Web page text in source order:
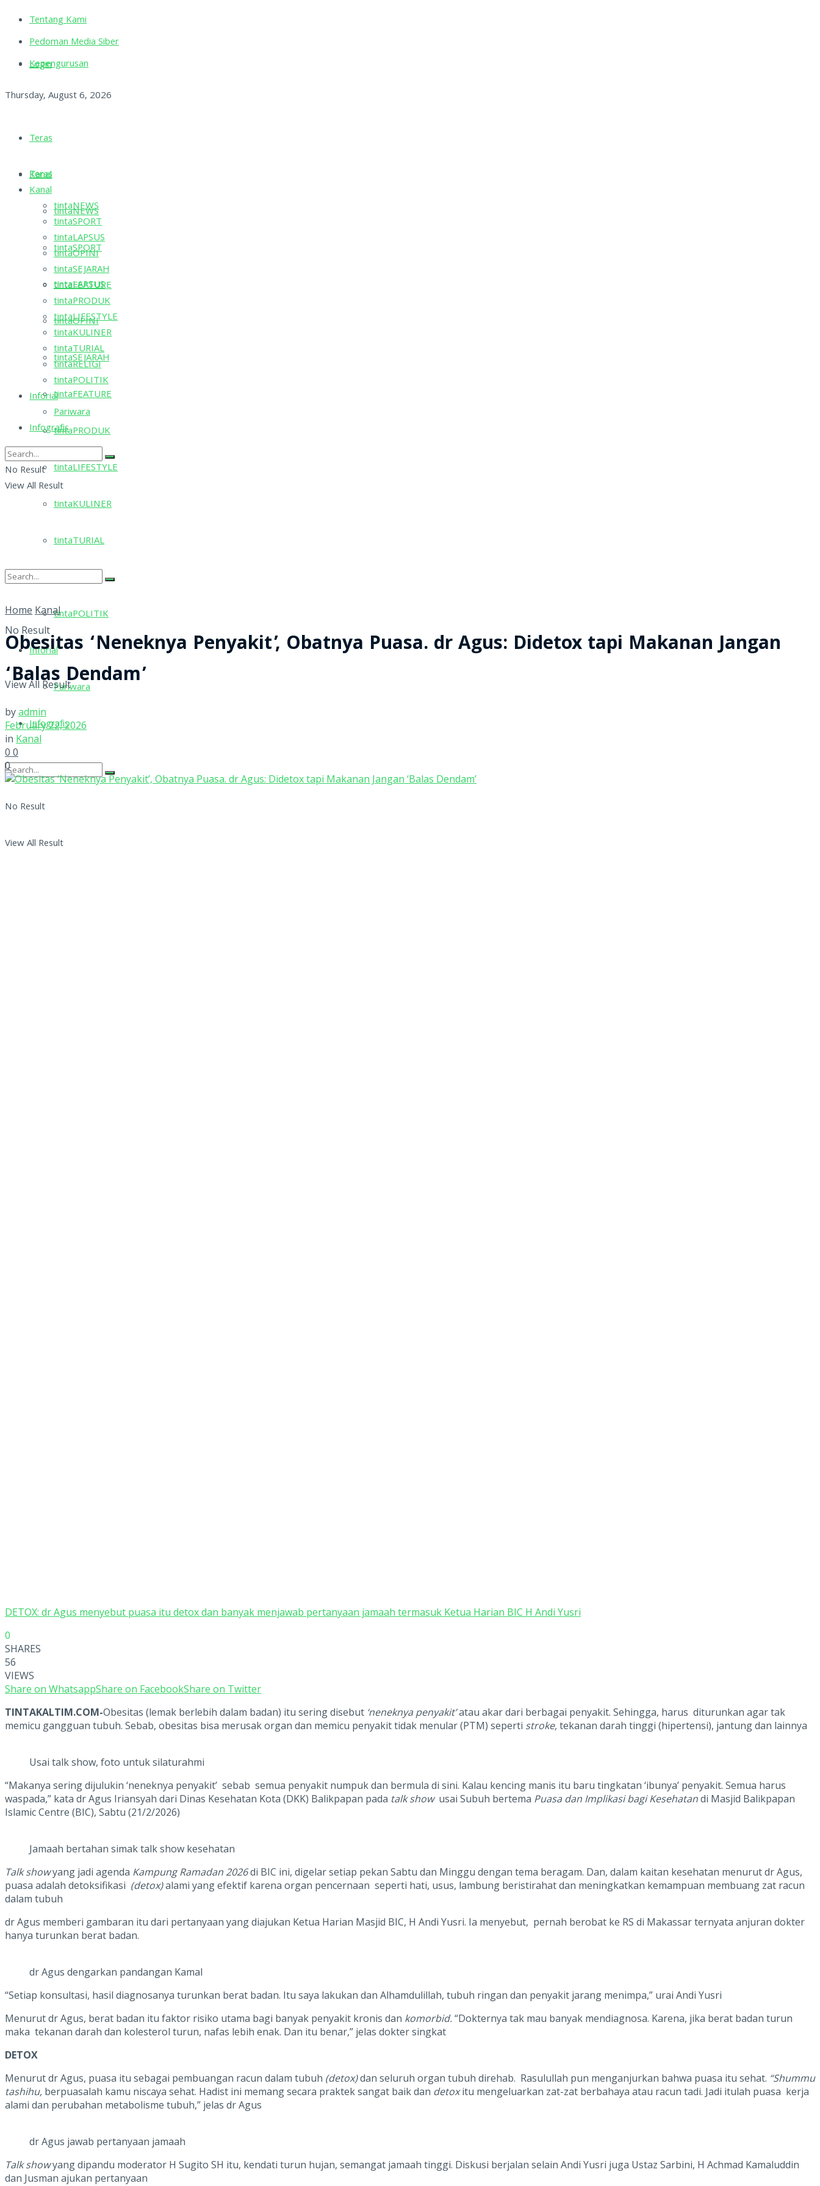
Tentang Kami
Pedoman Media Siber
Kepengurusan
Thursday, August 6, 2026
Login
Teras
Kanal
tintaNEWS
tintaSPORT
tintaLAPSUS
tintaOPINI
tintaSEJARAH
tintaFEATURE
tintaPRODUK
tintaLIFESTYLE
tintaKULINER
tintaTURIAL
tintaPOLITIK
Inforial
Pariwara
Infografis
No Result
View All Result
Teras
Kanal
tintaNEWS
tintaSPORT
tintaLAPSUS
tintaOPINI
tintaSEJARAH
tintaFEATURE
tintaPRODUK
tintaLIFESTYLE
tintaKULINER
tintaTURIAL
tintaRELIGI
tintaPOLITIK
Inforial
Pariwara
Infografis
No Result
View All Result
No Result
View All Result
Home Kanal
Obesitas ‘Neneknya Penyakit’, Obatnya Puasa. dr Agus: Didetox tapi Makanan Jangan
‘Balas Dendam’
byadmin
February 22, 2026
in Kanal
0 0
0
DETOX: dr Agus menyebut puasa itu detox dan banyak menjawab pertanyaan jamaah termasuk Ketua Harian BIC H Andi Yusri
0
SHARES
56
VIEWS
Share on WhatsappShare on FacebookShare on Twitter
TINTAKALTIM.COM-Obesitas (lemak berlebih dalam badan) itu sering disebut ‘neneknya penyakit’atau akar dari berbagai penyakit. Sehingga, harus diturunkan agar tak
memicu gangguan tubuh. Sebab, obesitas bisa merusak organ dan memicu penyakit tidak menular (PTM) seperti stroke,tekanan darah tinggi (hipertensi), jantung dan lainnya
Usai talk show, foto untuk silaturahmi
“Makanya sering dijulukin ‘neneknya penyakit’ sebab semua penyakit numpuk dan bermula di sini. Kalau kencing manis itu baru tingkatan ‘ibunya’ penyakit. Semua harus
waspada,” kata dr Agus Iriansyah dari Dinas Kesehatan Kota (DKK) Balikpapan pada talk showusai Subuh bertema Puasa dan Implikasi bagi Kesehatandi Masjid Balikpapan
Islamic Centre (BIC), Sabtu (21/2/2026)
Jamaah bertahan simak talk show kesehatan
Talk showyang jadi agenda Kampung Ramadan 2026di BIC ini, digelar setiap pekan Sabtu dan Minggu dengan tema beragam. Dan, dalam kaitan kesehatan menurut dr Agus,
puasa adalah detoksifikasi (detox)alami yang efektif karena organ pencernaan seperti hati, usus, lambung beristirahat dan meningkatkan kemampuan membuang zat racun
dalam tubuh
dr Agus memberi gambaran itu dari pertanyaan yang diajukan Ketua Harian Masjid BIC, H Andi Yusri. Ia menyebut, pernah berobat ke RS di Makassar ternyata anjuran dokter
hanya turunkan berat badan.
dr Agus dengarkan pandangan Kamal
“Setiap konsultasi, hasil diagnosanya turunkan berat badan. Itu saya lakukan dan Alhamdulillah, tubuh ringan dan penyakit jarang menimpa,” urai Andi Yusri
Menurut dr Agus, berat badan itu faktor risiko utama bagi banyak penyakit kronis dan komorbid.“Dokternya tak mau banyak mendiagnosa. Karena, jika berat badan turun
maka tekanan darah dan kolesterol turun, nafas lebih enak. Dan itu benar,” jelas dokter singkat
DETOX
Menurut dr Agus, puasa itu sebagai pembuangan racun dalam tubuh (detox)dan seluruh organ tubuh direhab. Rasulullah pun menganjurkan bahwa puasa itu sehat. “Shummu
tashihu, berpuasalah kamu niscaya sehat. Hadist ini memang secara praktek sangat baik dan detoxitu mengeluarkan zat-zat berbahaya atau racun tadi. Jadi itulah puasa kerja
alami dan perubahan metabolisme tubuh,” jelas dr Agus
dr Agus jawab pertanyaan jamaah
Talk showyang dipandu moderator H Sugito SH itu, kendati turun hujan, semangat jamaah tinggi. Diskusi berjalan selain Andi Yusri juga Ustaz Sarbini, H Achmad Kamaluddin
dan Jusman ajukan pertanyaan